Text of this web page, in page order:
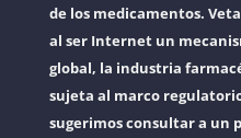
de los medicamentos.
al ser Internet un
global, la industria
sujeta al marco
sugerimos consultar a un